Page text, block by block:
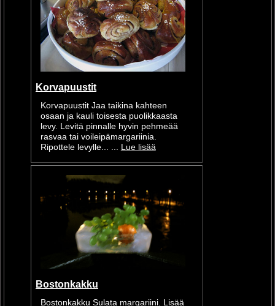
Korvapuustit
Korvapuustit Jaa taikina kahteen
osaan ja kauli toisesta puolikkaasta
levy. Levitä pinnalle hyvin pehmeää
rasvaa tai voileipämargariinia.
Ripottele levylle... ...
Lue lisää
Bostonkakku
Bostonkakku Sulata margariini. Lisää